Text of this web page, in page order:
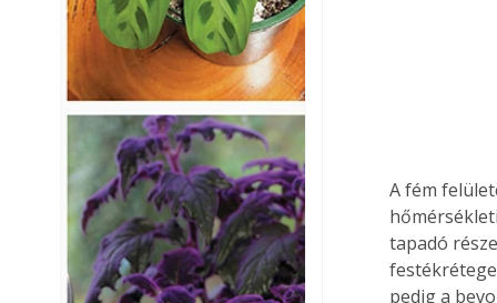
A fém
tapadó
pedig a